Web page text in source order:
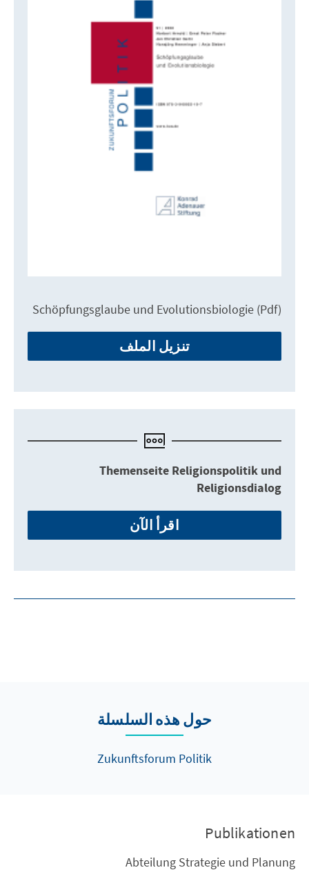
Schöpfungsglaube und Evolutionsbiologie (Pdf)
تنزيل الملف
Themenseite Religionspolitik und
Religionsdialog
اقرأ الآن
حول هذه السلسلة
Zukunftsforum Politik
Publikationen
Abteilung Strategie und Planung